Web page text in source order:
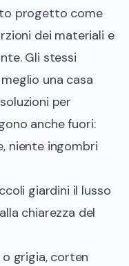
progetto come
dei materiali e
Gli stessi
una casa
per
anche fuori:
niente ingombri
giardini il lusso
chiarezza del
grigia, corten